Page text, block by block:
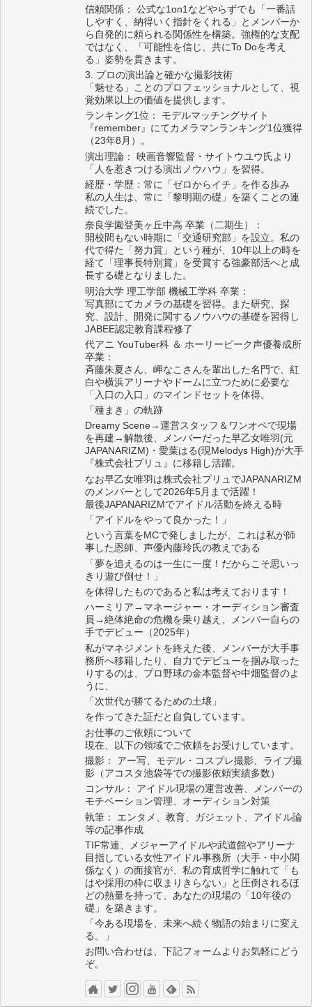
信頼関係： 公式な1on1などやらずでも「一番話
しやすく、納得いく指針をくれる」とメンバーか
ら自発的に頼られる関係性を構築。強権的な支配
ではなく、「可能性を信じ、共にTo Doを考え
る」姿勢を貫きます。
3. プロの演出論と確かな撮影技術
「魅せる」ことのプロフェッショナルとして、視
覚効果以上の価値を提供します。
ランキング1位： モデルマッチングサイト
『remember』にてカメラマンランキング1位獲得
（23年8月）。
演出理論： 映画音響監督・サイトウユウ氏より
「人を惹きつける演出ノウハウ」を習得。
経歴・学歴：常に「ゼロからイチ」を作る歩み
私の人生は、常に「黎明期の礎」を築くことの連
続でした。
奈良学園登美ヶ丘中高 卒業（二期生）：
開校間もない時期に「交通研究部」を設立。私の
代で得た「努力賞」という種が、10年以上の時を
経て「理事長特別賞」を受賞する強豪部活へと成
長する礎となりました。
明治大学 理工学部 機械工学科 卒業：
写真部にてカメラの基礎を習得。また研究、探
究、設計、開発に関するノウハウの基礎を習得し
JABEE認定教育課程修了
代アニ YouTuber科 ＆ ホーリーピーク声優養成所
卒業：
斉藤朱夏さん、岬なこさんを輩出した名門で、紅
白や横浜アリーナやドームに立つために必要な
「入口の入口」のマインドセットを体得。
「種まき」の軌跡
Dreamy Scene→運営スタッフ＆ワンオペで現場
を再建→解散後、メンバーだった早乙女唯羽(元
JAPANARIZM)・愛葉はる(現Melodys High)が大手
『株式会社プリュ』に移籍し活躍。
なお早乙女唯羽は株式会社プリュでJAPANARIZM
のメンバーとして2026年5月まで活躍！
最後JAPANARIZMでアイドル活動を終える時
「アイドルをやって良かった！」
という言葉をMCで発しましたが、これは私が師
事した恩師、声優内藤玲氏の教えである
「夢を追えるのは一生に一度！だからこそ思いっ
きり遊び倒せ！」
を体得したものであると私は考えております！
ハーミリア→マネージャー・オーディション審査
員→絶体絶命の危機を乗り越え、メンバー自らの
手でデビュー（2025年）
私がマネジメントを終えた後、メンバーが大手事
務所へ移籍したり、自力でデビューを掴み取った
りするのは、プロ野球の金本監督や中畑監督のよ
うに、
「次世代が勝てるための土壌」
を作ってきた証だと自負しています。
お仕事のご依頼について
現在、以下の領域でご依頼をお受けしています。
撮影： アー写、モデル・コスプレ撮影、ライブ撮
影（アコスタ池袋等での撮影依頼実績多数）
コンサル： アイドル現場の運営改善、メンバーの
モチベーション管理、オーディション対策
執筆： エンタメ、教育、ガジェット、アイドル論
等の記事作成
TIF常連、メジャーアイドルや武道館やアリーナ
目指している女性アイドル事務所（大手・中小関
係なく）の面接官が、私の育成哲学に触れて「も
はや採用の枠に収まりきらない」と圧倒されるほ
どの熱量を持って、あなたの現場の「10年後の
礎」を築きます。
「今ある現場を、未来へ続く物語の始まりに変え
る。」
お問い合わせは、下記フォームよりお気軽にどう
ぞ。